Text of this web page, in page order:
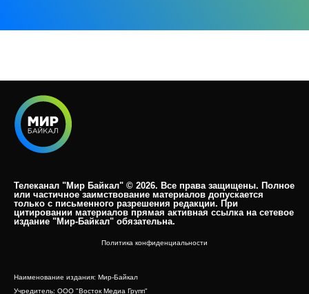
Телеканал "Мир Байкал" © 2026. Все права защищены. Полное
или частичное заимствование материалов допускается
только с письменного разрешения редакции. При
цитировании материалов прямая активная ссылка на сетевое
издание "Мир-Байкал" обязательна.​
Политика конфиденциальности
Наименование издания: Мир-Байкал
Учредитель: ООО "Восток Медиа Групп"